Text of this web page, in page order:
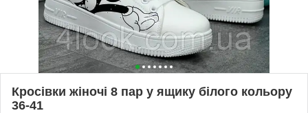
Кросівки жіночі 8 пар у ящику білого кольору
36-41